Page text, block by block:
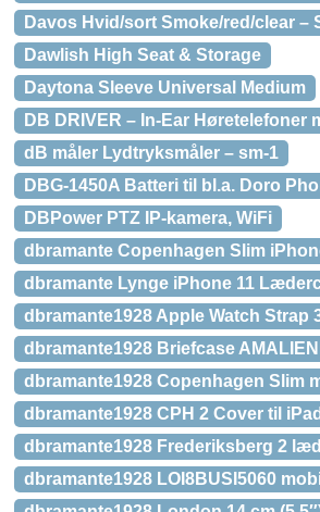
Davos Hvid/sort Smoke/red/clear –
Dawlish High Seat & Storage
Daytona Sleeve Universal Medium
DB DRIVER – In-Ear
dB måler Lydtryksmåler – sm-1
DBG-1450A Batteri til bl.a. Doro
DBPower PTZ IP-kamera, WiFi
dbramante Copenhagen Slim
dbramante Lynge iPhone 11
dbramante1928 Apple Watch Strap
dbramante1928 Briefcase
dbramante1928 Copenhagen Slim
dbramante1928 CPH 2 Cover til
dbramante1928 Frederiksberg 2
dbramante1928 LOI8BUSI5060